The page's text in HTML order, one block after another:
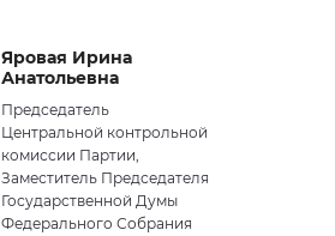
Яровая Ирина
Анатольевна
Председатель
Центральной контрольной
комиссии Партии,
Заместитель Председателя
Государственной Думы
Федерального Собрания